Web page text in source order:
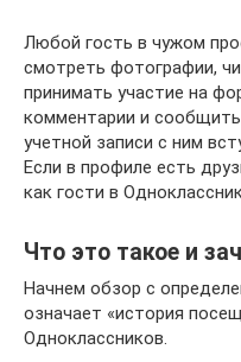
Любой гость в чужом
смотреть фотографии,
принимать участие на
комментарии и
учетной записи с ним
Если в профиле есть
как гости в
Что это такое и
Начнем обзор с
означает «история
Одноклассников.